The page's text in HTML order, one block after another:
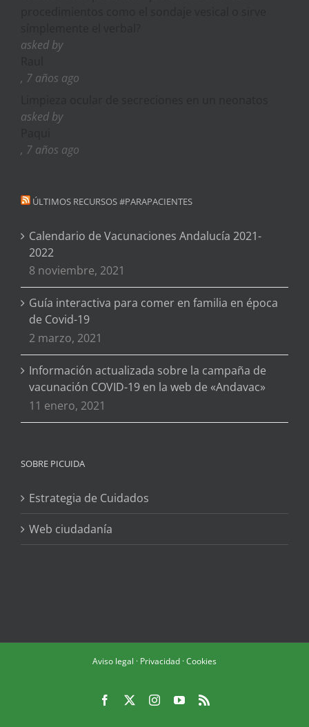
asked by
, 7 años ago
asked by
, 7 años ago
ÚLTIMOS RECURSOS #PARAPACIENTES
Calendario de Vacunaciones Andalucía 2021-
2022
8 noviembre, 2021
Guía interactiva para comer en familia en época
de Covid-19
2 marzo, 2021
Información actualizada sobre la campaña de
vacunación COVID-19 en la web de «Andavac»
11 enero, 2021
SOBRE PICUIDA
Estrategia de Cuidados
Web ciudadanía
Aviso legal · Privacidad ·Cookies
Facebook InstagramYouTube